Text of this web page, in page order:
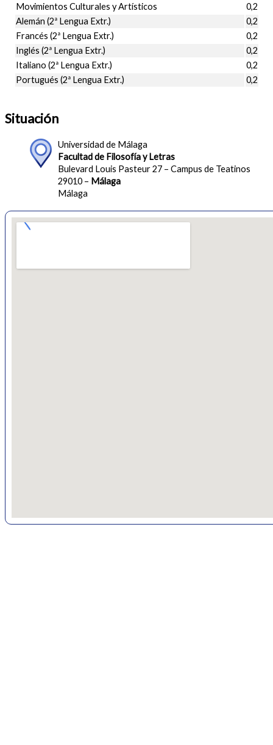
Movimientos Culturales y Artísticos
0,2
Alemán (2ª Lengua Extr.)
0,2
Francés (2ª Lengua Extr.)
0,2
Inglés (2ª Lengua Extr.)
0,2
Italiano (2ª Lengua Extr.)
0,2
Portugués (2ª Lengua Extr.)
0,2
Situación
Universidad de Málaga
Facultad de Filosofía y Letras
Bulevard Louis Pasteur 27 – Campus de Teatinos
29010 – Málaga
Málaga